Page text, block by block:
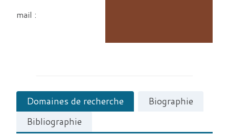
mail :
Domaines de recherche
Biographie
Bibliographie